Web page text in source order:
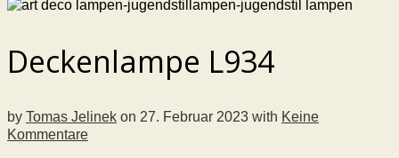
Deckenlampe L934
by Tomas Jelinek on 27. Februar 2023 with Keine
Kommentare